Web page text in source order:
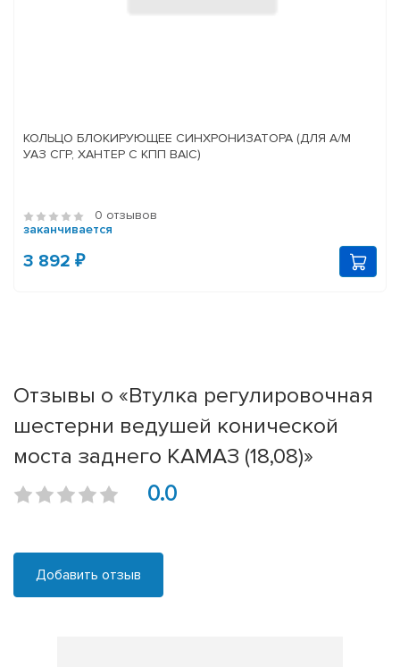
КОЛЬЦО БЛОКИРУЮЩЕЕ СИНХРОНИЗАТОРА (ДЛЯ А/М
УАЗ СГР, ХАНТЕР С КПП BAIC)
0 отзывов
заканчивается
3 892 ₽
Отзывы о «Втулка регулировочная
шестерни ведушей конической
моста заднего КАМАЗ (18,08)»
0.0
Добавить отзыв